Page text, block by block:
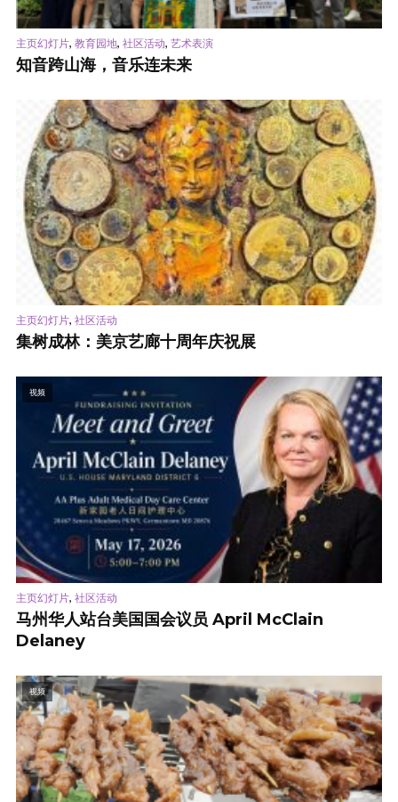
主页幻灯片, 教育园地, 社区活动, 艺术表演
知音跨山海，音乐连未来
主页幻灯片, 社区活动
集树成林：美京艺廊十周年庆祝展
视频
主页幻灯片, 社区活动
马州华人站台美国国会议员 April McClain
Delaney
视频